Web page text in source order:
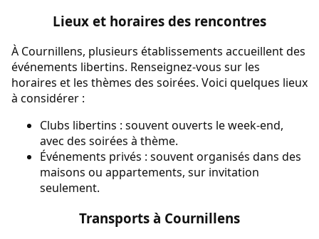
Lieux et horaires des rencontres
À Cournillens, plusieurs établissements accueillent des
événements libertins. Renseignez-vous sur les
horaires et les thèmes des soirées. Voici quelques lieux
à considérer :
Clubs libertins : souvent ouverts le week-end,
avec des soirées à thème.
Événements privés : souvent organisés dans des
maisons ou appartements, sur invitation
seulement.
Transports à Cournillens